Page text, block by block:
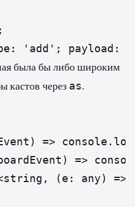
'add'; payload: 5
была бы либо широким
кастов через as.
=>
=>
(e: any) =>